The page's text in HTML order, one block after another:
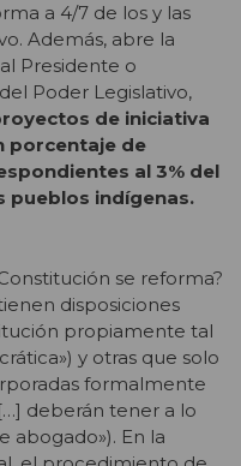
a 4/7 de los y las
Además, abre la
Presidente o
Poder Legislativo,
de iniciativa
porcentaje de
al 3% del
pueblos indígenas.
se reforma?
disposiciones
propiamente tal
y otras que solo
formalmente
deberán tener a lo
abogado»). En la